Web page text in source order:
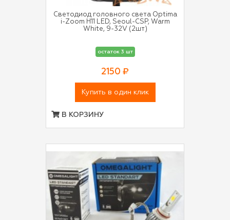
Светодиод головного света Optima
i-Zoom H11 LED, Seoul-CSP, Warm
White, 9-32V (2шт)
остаток 3 шт
2150 ₽
Купить в один клик
В КОРЗИНУ